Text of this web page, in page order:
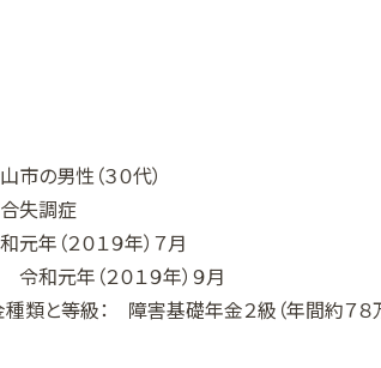
の男性（３０代）
失調症
年（２０１９年）７月
和元年（２０１９年）９月
類と等級： 障害基礎年金２級（年間約７８